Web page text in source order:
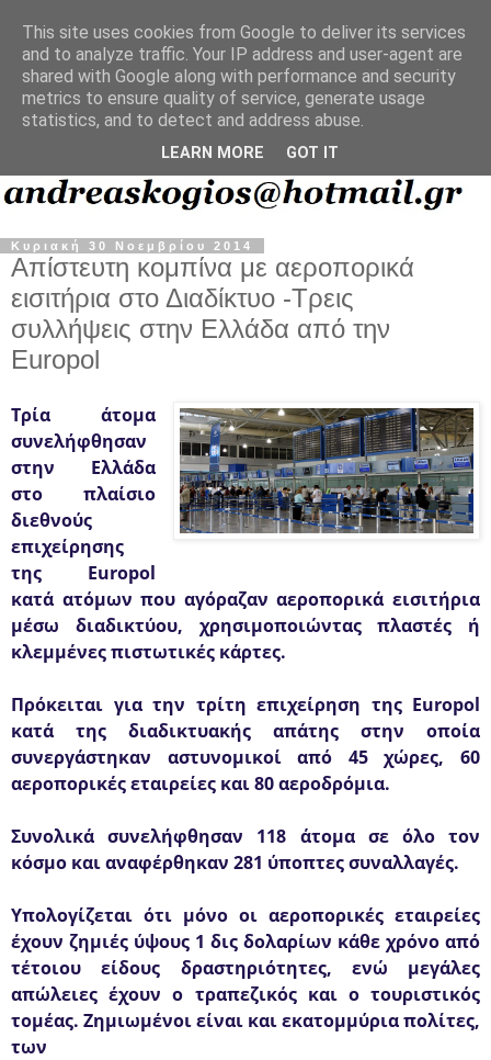
Κυριακή 30 Νοεμβρίου 2014
Απίστευτη κομπίνα με αεροπορικά
εισιτήρια στο Διαδίκτυο -Τρεις
συλλήψεις στην Ελλάδα από την
Europol
Τρία άτομα
συνελήφθησαν
στην Ελλάδα
στο πλαίσιο
διεθνούς
επιχείρησης
της Europol
κατά ατόμων που αγόραζαν αεροπορικά εισιτήρια
μέσω διαδικτύου, χρησιμοποιώντας πλαστές ή
κλεμμένες πιστωτικές κάρτες.
Πρόκειται για την τρίτη επιχείρηση της Europol
κατά της διαδικτυακής απάτης στην οποία
συνεργάστηκαν αστυνομικοί από 45 χώρες, 60
αεροπορικές εταιρείες και 80 αεροδρόμια.
Συνολικά συνελήφθησαν 118 άτομα σε όλο τον
κόσμο και αναφέρθηκαν 281 ύποπτες συναλλαγές.
Υπολογίζεται ότι μόνο οι αεροπορικές εταιρείες
έχουν ζημιές ύψους 1 δις δολαρίων κάθε χρόνο από
τέτοιου είδους δραστηριότητες, ενώ μεγάλες
απώλειες έχουν ο τραπεζικός και ο τουριστικός
τομέας. Ζημιωμένοι είναι και εκατομμύρια πολίτες,
των
This site uses cookies from Google to deliver its services
and to analyze traffic. Your IP address and user-agent are
shared with Google along with performance and security
metrics to ensure quality of service, generate usage
statistics, and to detect and address abuse.
LEARN MORE GOT IT